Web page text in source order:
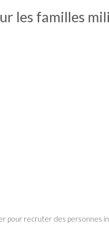
les familles
pour recruter des personnes